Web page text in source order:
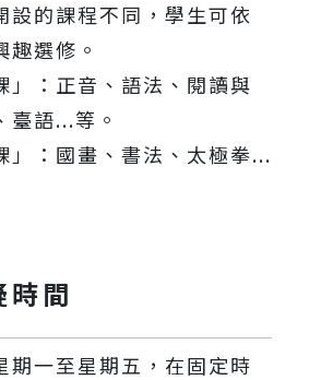
設的課程不同，學生可依
趣選修。
」：正音、語法、閱讀與
臺語...等。
」：國畫、書法、太極拳...
時間
期一至星期五，在固定時